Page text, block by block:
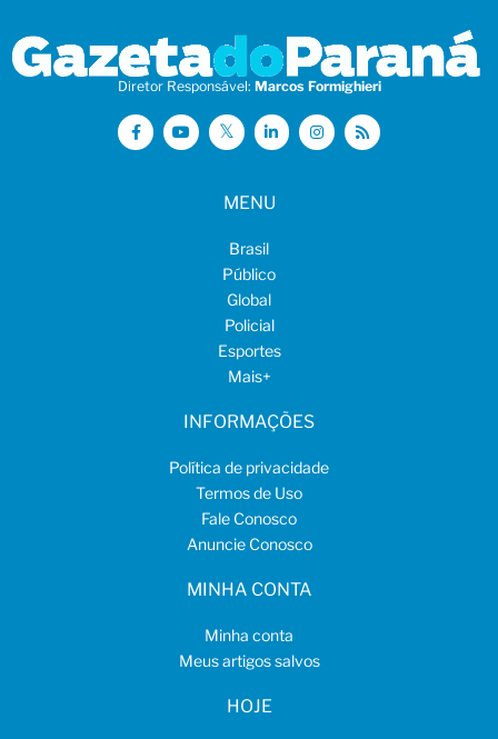
Diretor Responsável: Marcos Formighieri
MENU
Brasil
Público
Global
Policial
Esportes
Mais+
INFORMAÇÕES
Política de privacidade
Termos de Uso
Fale Conosco
Anuncie Conosco
MINHA CONTA
Minha conta
Meus artigos salvos
HOJE